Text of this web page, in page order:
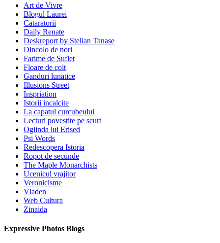
Art de Vivre
Blogul Laurei
Cataratorii
Daily Renate
Deskreport by Stelian Tanase
Dincolo de nori
Farime de Suflet
Floare de colt
Ganduri lunatice
Illusions Street
Inspriation
Istorii incalcite
La capatul curcubeului
Lecturi povestite pe scurt
Oglinda lui Erised
Psi Words
Redescopera Istoria
Ropot de secunde
The Maple Monarchists
Ucenicul vrajitor
Veronicisme
Vladen
Web Cultura
Zinaida
Expressive Photos Blogs